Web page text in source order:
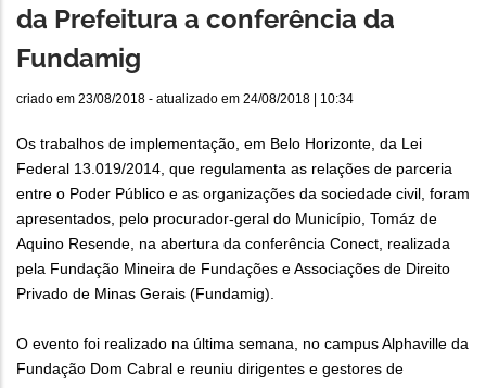
da Prefeitura a conferência da
Fundamig
criado em 23/08/2018 - atualizado em 24/08/2018 | 10:34
Os trabalhos de implementação, em Belo Horizonte, da Lei
Federal 13.019/2014, que regulamenta as relações de parceria
entre o Poder Público e as organizações da sociedade civil, foram
apresentados, pelo procurador-geral do Município, Tomáz de
Aquino Resende, na abertura da conferência Conect, realizada
pela Fundação Mineira de Fundações e Associações de Direito
Privado de Minas Gerais (Fundamig).
O evento foi realizado na última semana, no campus Alphaville da
Fundação Dom Cabral e reuniu dirigentes e gestores de